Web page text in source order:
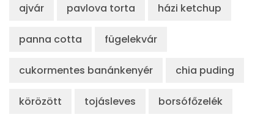
ajvár pavlova torta házi ketchup
panna cotta fügelekvár
cukormentes banánkenyér chia puding
körözött tojásleves borsófőzelék